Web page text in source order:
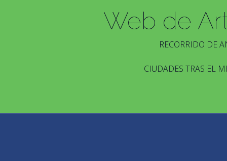
Web de
RECORRIDO DE
CIUDADES TRAS EL